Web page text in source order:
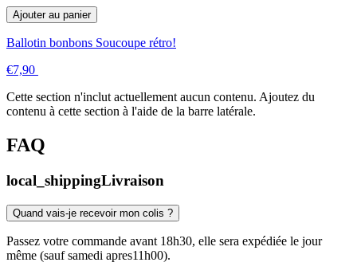
Ajouter au panier
Ballotin bonbons Soucoupe rétro!
€7,90
Cette section n'inclut actuellement aucun contenu. Ajoutez du
contenu à cette section à l'aide de la barre latérale.
FAQ
local_shippingLivraison
Quand vais-je recevoir mon colis ?
Passez votre commande avant 18h30, elle sera expédiée le jour
même (sauf samedi apres11h00).